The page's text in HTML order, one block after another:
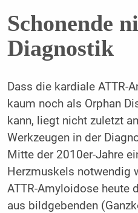
Schonende
Diagnostik
Dass die kardiale ATTR-
kaum noch als Orphan
kann, liegt nicht zuletzt
Werkzeugen in der
Mitte der 2010er-Jahre
Herzmuskels notwendig
ATTR-Amyloidose heute
aus bildgebenden